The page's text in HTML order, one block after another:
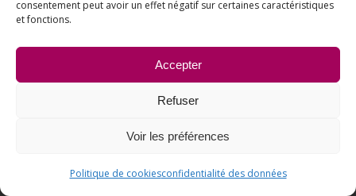
consentement peut avoir un effet négatif sur certaines caractéristiques
et fonctions.
Accepter
Refuser
Voir les préférences
Politique de cookiesconfidentialité des données